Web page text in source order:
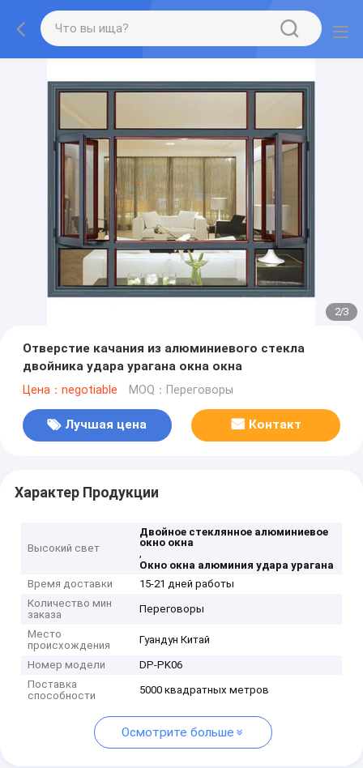
2/3
Отверстие качания из алюминиевого стекла
двойника удара урагана окна окна
Цена：negotiable MOQ：Переговоры
Лучшая цена Контакт
Характер Продукции
Высокий свет
Двойное стеклянное алюминиевое
окно окна
,
Окно окна алюминия удара урагана
Время доставки
15-21 дней работы
Количество мин
заказа
Переговоры
Место
происхождения
Гуандун Китай
Номер модели
DP-PK06
Поставка
способности
5000 квадратных метров
Осмотрите больше